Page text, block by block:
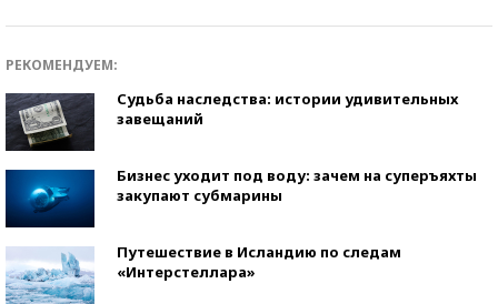
РЕКОМЕНДУЕМ:
Судьба наследства: истории удивительных
завещаний
Бизнес уходит под воду: зачем на суперъяхты
закупают субмарины
Путешествие в Исландию по следам
«Интерстеллара»